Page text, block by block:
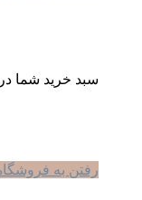
سبد خرید شما
رفتن به